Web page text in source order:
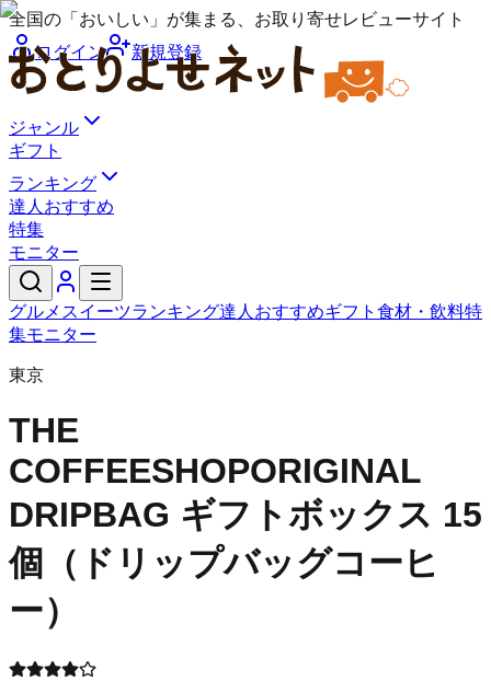
全国の「おいしい」が集まる、お取り寄せレビューサイト
ログイン
新規登録
ジャンル
ギフト
ランキング
達人おすすめ
特集
モニター
グルメ スイーツランキング達人おすすめギフト 食材・飲料特
集モニター
東京
THE
COFFEESHOPORIGINAL
DRIPBAG ギフトボックス 15
個（ドリップバッグコーヒ
ー）